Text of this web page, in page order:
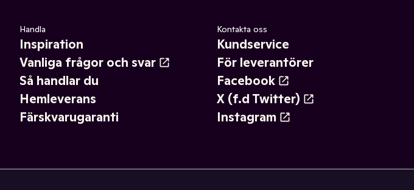
Handla
Inspiration
Vanliga frågor och svar
Så handlar du
Hemleverans
Färskvarugaranti
Kontakta oss
Kundservice
För leverantörer
Facebook
X (f.d Twitter)
Instagram